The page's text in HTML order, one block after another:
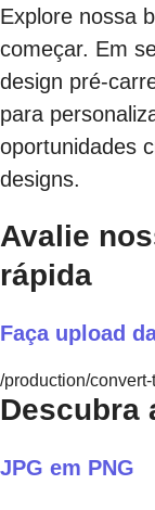
Explore nossa
começar. Em
design pré-
para
oportunidades
designs.
Avalie
rápida
Faça upload
/production/convert-
Descubra
JPG em PNG